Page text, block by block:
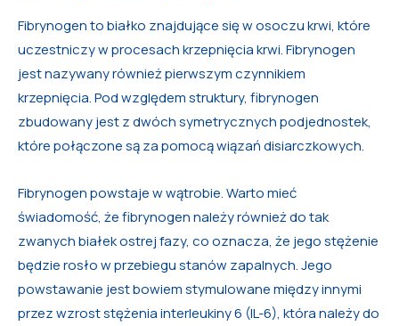
Fibrynogen to białko znajdujące się w osoczu krwi, które
uczestniczy w procesach krzepnięcia krwi. Fibrynogen
jest nazywany również pierwszym czynnikiem
krzepnięcia. Pod względem struktury, fibrynogen
zbudowany jest z dwóch symetrycznych podjednostek,
które połączone są za pomocą wiązań disiarczkowych.
Fibrynogen powstaje w wątrobie. Warto mieć
świadomość, że fibrynogen należy również do tak
zwanych białek ostrej fazy, co oznacza, że jego stężenie
będzie rosło w przebiegu stanów zapalnych. Jego
powstawanie jest bowiem stymulowane między innymi
przez wzrost stężenia interleukiny 6 (IL-6), która należy do